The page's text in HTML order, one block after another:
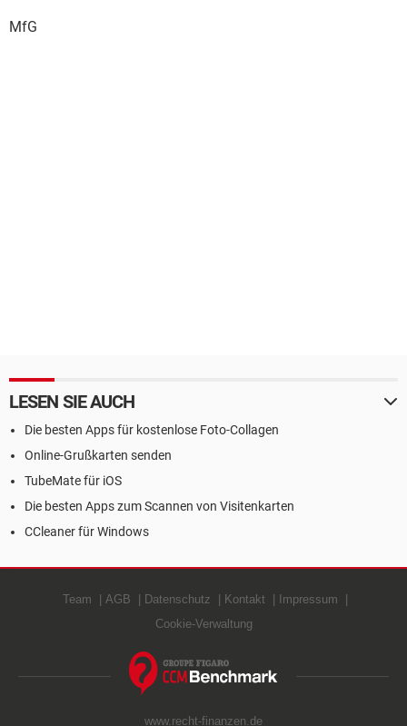
MfG
LESEN SIE AUCH
Die besten Apps für kostenlose Foto-Collagen
Online-Grußkarten senden
TubeMate für iOS
Die besten Apps zum Scannen von Visitenkarten
CCleaner für Windows
Team AGB Datenschutz Kontakt
Impressum
Cookie-Verwaltung
www.recht-finanzen.de